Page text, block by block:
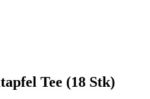
Tee (18 Stk)